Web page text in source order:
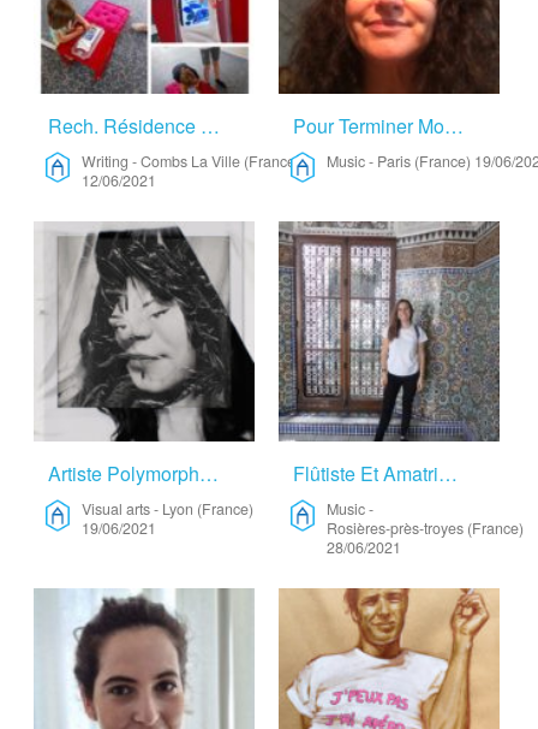
Rech. Résidence Chez Hôte été 2021 – Writing
Writing -Combs La Ville (France)
12/06/2021
Pour Terminer Mon Album – Music
Music- Paris (France) 19/06/
Artiste Polymorphe à La Recherche D’un Lieu De Résidence! – Visual Arts
Visual arts- Lyon (France)
19/06/2021
Flûtiste Et Amatrice De Peinture à L’huile – Music
Music-
Rosières-près-troyes (France)
28/06/2021